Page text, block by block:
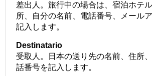
差出人。旅行中の場合は、宿泊ホテ
所、自分の名前、電話番号、メール
記入します。
Destinatario
受取人。日本の送り先の名前、住所
話番号を記入します。